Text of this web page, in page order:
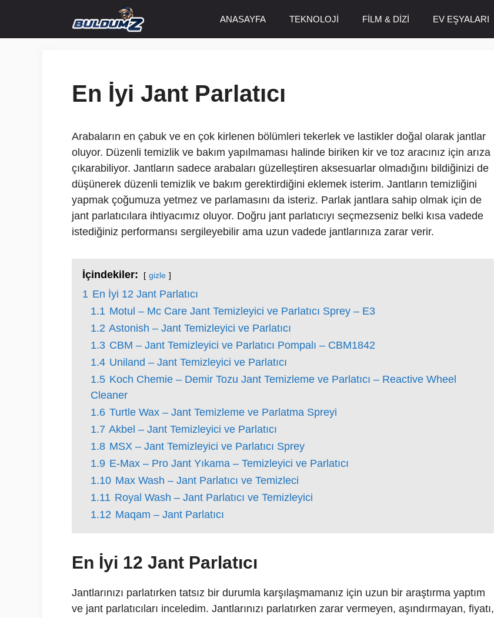
ANASAYFA TEKNOLOJİ FİLM & DİZİ EV EŞYALARI
En İyi Jant Parlatıcı
Arabaların en çabuk ve en çok kirlenen bölümleri tekerlek ve lastikler doğal olarak jantlar
oluyor. Düzenli temizlik ve bakım yapılmaması halinde biriken kir ve toz aracınız için arıza
çıkarabiliyor. Jantların sadece arabaları güzelleştiren aksesuarlar olmadığını bildiğinizi de
düşünerek düzenli temizlik ve bakım gerektirdiğini eklemek isterim. Jantların temizliğini
yapmak çoğumuza yetmez ve parlamasını da isteriz. Parlak jantlara sahip olmak için de
jant parlatıcılara ihtiyacımız oluyor. Doğru jant parlatıcıyı seçmezseniz belki kısa vadede
istediğiniz performansı sergileyebilir ama uzun vadede jantlarınıza zarar verir.
İçindekiler: gizle
1 En İyi 12 Jant Parlatıcı
1.1 Motul – Mc Care Jant Temizleyici ve Parlatıcı Sprey – E3
1.2 Astonish – Jant Temizleyici ve Parlatıcı
1.3 CBM – Jant Temizleyici ve Parlatıcı Pompalı – CBM1842
1.4 Uniland – Jant Temizleyici ve Parlatıcı
1.5 Koch Chemie – Demir Tozu Jant Temizleme ve Parlatıcı – Reactive Wheel
Cleaner
1.6 Turtle Wax – Jant Temizleme ve Parlatma Spreyi
1.7 Akbel – Jant Temizleyici ve Parlatıcı
1.8 MSX – Jant Temizleyici ve Parlatıcı Sprey
1.9 E-Max – Pro Jant Yıkama – Temizleyici ve Parlatıcı
1.10 Max Wash – Jant Parlatıcı ve Temizleci
1.11 Royal Wash – Jant Parlatıcı ve Temizleyici
1.12 Maqam – Jant Parlatıcı
En İyi 12 Jant Parlatıcı
Jantlarınızı parlatırken tatsız bir durumla karşılaşmamanız için uzun bir araştırma yaptım
ve jant parlatıcıları inceledim. Jantlarınızı parlatırken zarar vermeyen, aşındırmayan, fiyatı,